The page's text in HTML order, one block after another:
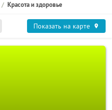
Красота и здоровье
Показать на карте